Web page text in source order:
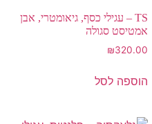
TS – עגילי כסף, גיאומטרי, אבן
אמטיסט סגולה
₪320.00
הוספה לסל